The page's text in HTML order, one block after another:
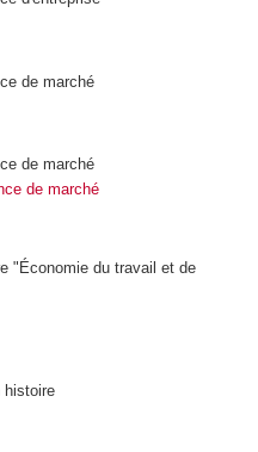
de marché
de marché
de marché
"Économie du travail et de
histoire